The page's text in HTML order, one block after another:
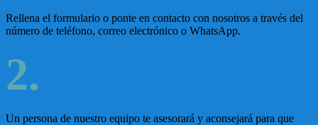
Rellena el formulario o ponte en contacto con nosotros a través del
número de teléfono, correo electrónico o WhatsApp.
2.
Un persona de nuestro equipo te asesorará y aconsejará para que